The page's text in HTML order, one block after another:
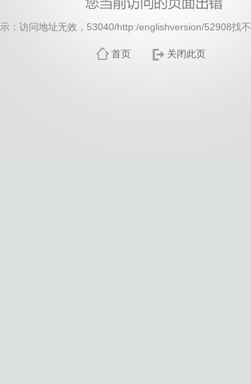
：访问地址无效，53040/http:/englishversion/52908找不
首页 关闭此页